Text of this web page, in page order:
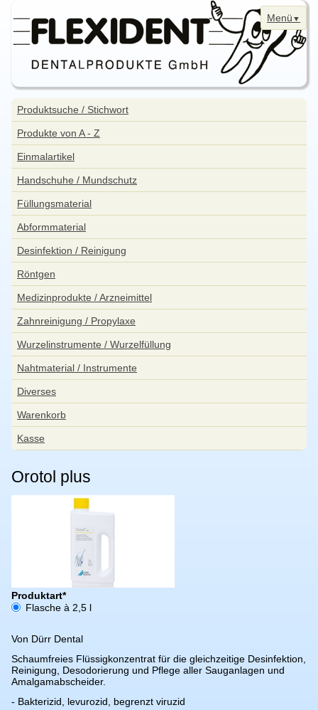
Menü
Navigation
überspringen
News
Bestellung
Kontakt
Aktuelle Angebote
WebShop
Impressum
Datenschutzerklärung
Sitemap
Navigation
überspringen
Produktsuche / Stichwort
Produkte von A - Z
Einmalartikel
Handschuhe / Mundschutz
Füllungsmaterial
Abformmaterial
Desinfektion / Reinigung
Röntgen
Medizinprodukte / Arzneimittel
Zahnreinigung / Propylaxe
Wurzelinstrumente / Wurzelfüllung
Nahtmaterial / Instrumente
Diverses
Warenkorb
Kasse
Orotol plus
Pflichtfeld
Produktart*
Flasche à 2,5 l
Von Dürr Dental
Schaumfreies Flüssigkonzentrat für die gleichzeitige Desinfektion,
Reinigung, Desodorierung und Pflege aller Sauganlagen und
Amalgamabscheider.
- Bakterizid, levurozid, begrenzt viruzid